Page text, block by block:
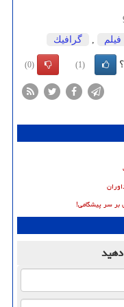
فیلم گرافیك
(1)
(0)
بر سر پیشگامی!